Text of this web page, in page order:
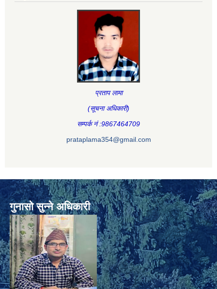
प्रताप लामा
(सूचना अधिकारी)
सम्पर्क नं :9867464709
prataplama354@gmail.com
गुनासो सुन्ने अधिकारी